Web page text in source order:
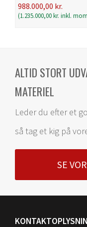
988.000,00 kr.
(1.235.000,00kr. inkl.
ALTID STORT
MATERIEL
Leder du efter et
så tag et kig på
SE